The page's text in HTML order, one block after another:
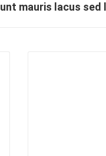
mauris lacus sed